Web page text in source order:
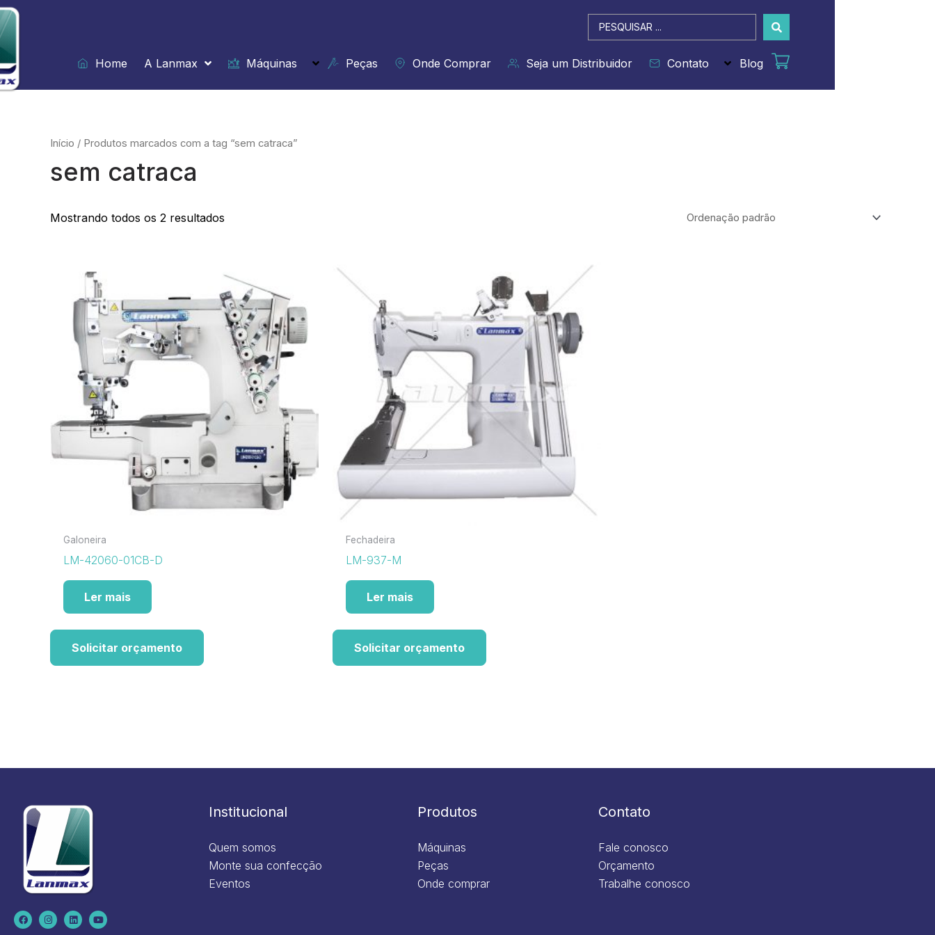
Ir
para
o
conteúdo
Pesquisar
...
Home
A Lanmax Máquinas Peças Onde Comprar Seja um Distribuidor Contato Blog
Início / Produtos marcados com a tag “sem catraca”
sem catraca
Mostrando todos os 2 resultados
Galoneira
LM-42060-01CB-D
Ler mais
Solicitar orçamento
Fechadeira
LM-937-M
Ler mais
Solicitar orçamento
F
a
c
I
n
s
L
i
n
Y
o
u
Institucional
Quem somos
Monte sua confecção
Eventos
Produtos
Máquinas
Peças
Onde comprar
Contato
Fale conosco
Orçamento
Trabalhe conosco